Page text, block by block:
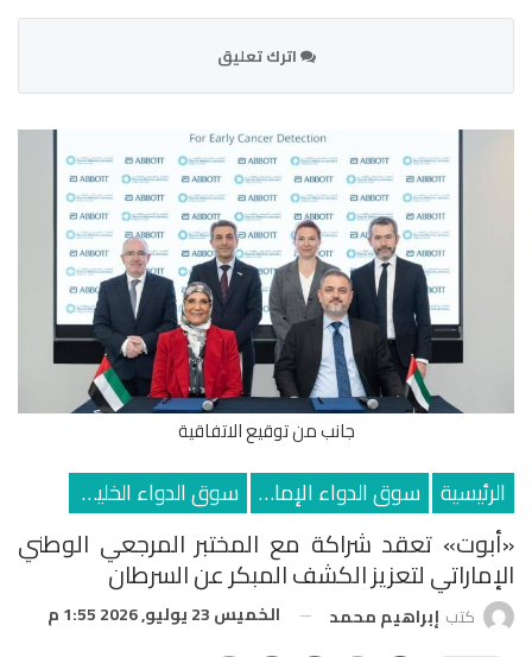
اترك تعليق
جانب من توقيع الاتفاقية
الرئيسية سوق الدواء الإماراتي سوق الدواء الخليجي
«أبوت» تعقد شراكة مع المختبر المرجعي الوطني
الإماراتي لتعزيز الكشف المبكر عن السرطان
كتب إبراهيم محمد الخميس 23 يوليو, 2026 1:55 م